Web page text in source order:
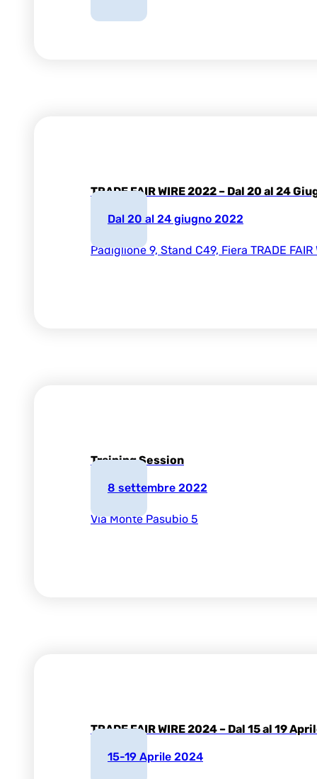
TRADE FAIR WIRE 2022 – Dal 20 al 24
Dal 20 al 24 giugno 2022
Padiglione 9, Stand C49, Fiera TRADE FAIR
Training Session
8 settembre 2022
Via Monte Pasubio 5
TRADE FAIR WIRE 2024 – Dal 15 al 19
15-19 Aprile 2024